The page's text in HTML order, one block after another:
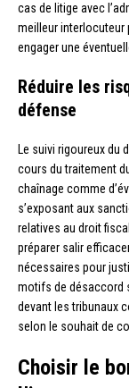
cas de litige avec
meilleur interlocuteur
engager une
Réduire les
défense
Le suivi rigoureux du
cours du traitement
chaînage comme
s’exposant aux
relatives au droit
préparer salir
nécessaires pour
motifs de désaccord
devant les tribunaux
selon le souhait de
Choisir le